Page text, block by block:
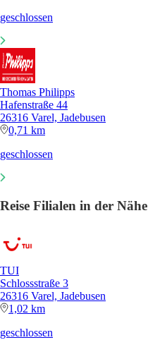
geschlossen
Thomas Philipps
Hafenstraße 44
26316 Varel, Jadebusen
0,71 km
geschlossen
Reise Filialen in der Nähe
TUI
Schlossstraße 3
26316 Varel, Jadebusen
1,02 km
geschlossen